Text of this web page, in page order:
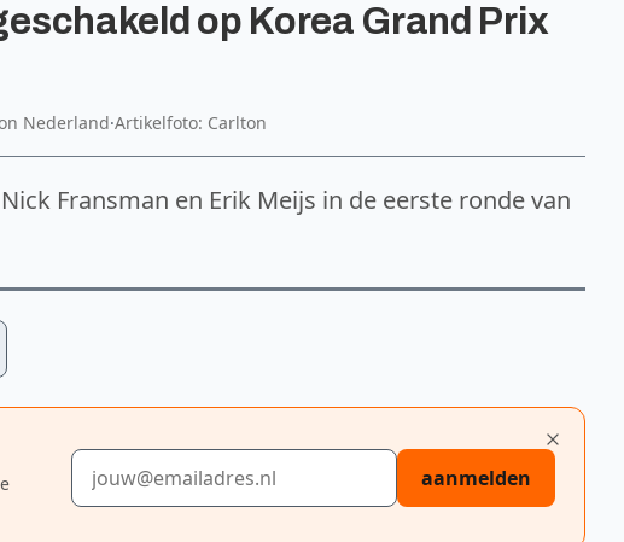
op Korea Grand Prix
Nederland·Artikelfoto: Carlton
Fransman en Erik Meijs in de eerste ronde van
E-mailadres
aanmelden